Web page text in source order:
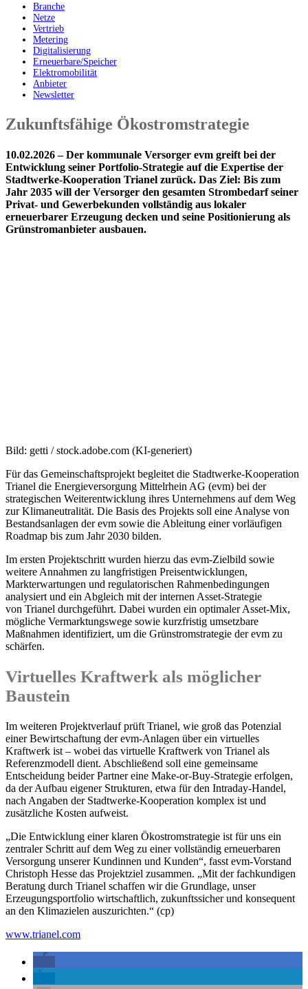
Branche
Netze
Vertrieb
Metering
Digitalisierung
Erneuerbare/Speicher
Elektromobilität
Anbieter
Newsletter
Zukunftsfähige Ökostromstrategie
10.02.2026 – Der kommunale Versorger evm greift bei der
Entwicklung seiner Portfolio-Strategie auf die Expertise der
Stadtwerke‑Kooperation Trianel zurück. Das Ziel: Bis zum
Jahr 2035 will der Versorger den gesamten Strombedarf seiner
Privat‑ und Gewerbekunden vollständig aus lokaler
erneuerbarer Erzeugung decken und seine Positionierung als
Grünstromanbieter ausbauen.
Bild: getti / stock.adobe.com (KI-generiert)
Für das Gemeinschaftsprojekt begleitet die Stadtwerke‑Kooperation
Trianel die Energieversorgung Mittelrhein AG (evm) bei der
strategischen Weiterentwicklung ihres Unternehmens auf dem Weg
zur Klimaneutralität. Die Basis des Projekts soll eine Analyse von
Bestandsanlagen der evm sowie die Ableitung einer vorläufigen
Roadmap bis zum Jahr 2030 bilden.
Im ersten Projektschritt wurden hierzu das evm-Zielbild sowie
weitere Annahmen zu langfristigen Preisentwicklungen,
Markterwartungen und regulatorischen Rahmenbedingungen
analysiert und ein Abgleich mit der internen Asset‑Strategie
von Trianel durchgeführt. Dabei wurden ein optimaler Asset‑Mix,
mögliche Vermarktungswege sowie kurzfristig umsetzbare
Maßnahmen identifiziert, um die Grünstromstrategie der evm zu
schärfen.
Virtuelles Kraftwerk als möglicher
Baustein
Im weiteren Projektverlauf prüft Trianel, wie groß das Potenzial
einer Bewirtschaftung der evm-Anlagen über ein virtuelles
Kraftwerk ist – wobei das virtuelle Kraftwerk von Trianel als
Referenzmodell dient. Abschließend soll eine gemeinsame
Entscheidung beider Partner eine Make‑or‑Buy‑Strategie erfolgen,
da der Aufbau eigener Strukturen, etwa für den Intraday‑Handel,
nach Angaben der Stadtwerke-Kooperation komplex ist und
zusätzliche Kosten aufweist.
„Die Entwicklung einer klaren Ökostromstrategie ist für uns ein
zentraler Schritt auf dem Weg zu einer vollständig erneuerbaren
Versorgung unserer Kundinnen und Kunden“, fasst evm-Vorstand
Christoph Hesse das Projektziel zusammen. „Mit der fachkundigen
Beratung durch Trianel schaffen wir die Grundlage, unser
Erzeugungsportfolio wirtschaftlich, zukunftssicher und konsequent
an den Klimazielen auszurichten.“ (cp)
www.trianel.com